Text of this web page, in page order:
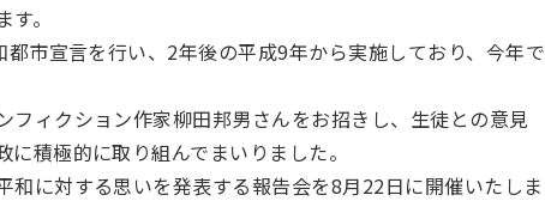
。
市宣言を行い、2年後の平成9年から実施しており、今年で
フィクション作家柳田邦男さんをお招きし、生徒との意見
積極的に取り組んでまいりました。
に対する思いを発表する報告会を8月22日に開催いたしま